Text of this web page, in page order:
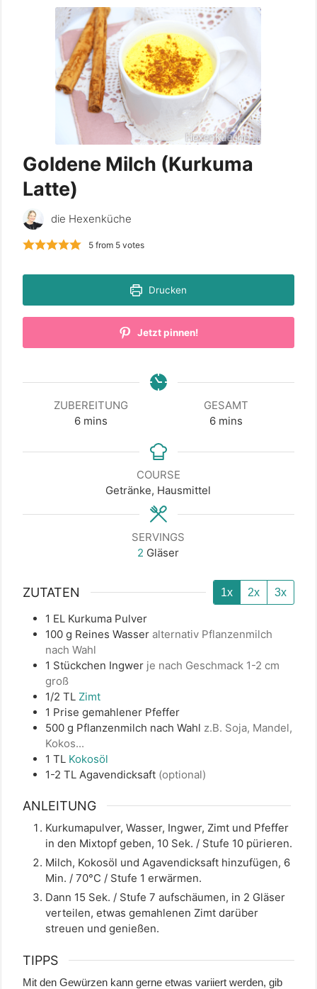
Goldene Milch (Kurkuma
Latte)
die Hexenküche
5from 5votes
Drucken
Jetzt pinnen!
ZUBEREITUNG
6minutes
mins
GESAMT
6minutes
mins
COURSE
Getränke, Hausmittel
SERVINGS
2 Gläser
ZUTATEN 1x 2x 3x
1 EL Kurkuma Pulver
100 g Reines Wasser alternativ Pflanzenmilch
nach Wahl
1 Stückchen Ingwer je nach Geschmack 1-2 cm
groß
1/2 TL Zimt
1 Prise gemahlener Pfeffer
500 g Pflanzenmilch nach Wahl z.B. Soja, Mandel,
Kokos...
1 TL Kokosöl
1-2 TL Agavendicksaft (optional)
ANLEITUNG
Kurkumapulver, Wasser, Ingwer, Zimt und Pfeffer
in den Mixtopf geben, 10 Sek. / Stufe 10 pürieren.
Milch, Kokosöl und Agavendicksaft hinzufügen, 6
Min. / 70°C / Stufe 1 erwärmen.
Dann 15 Sek. / Stufe 7 aufschäumen, in 2 Gläser
verteilen, etwas gemahlenen Zimt darüber
streuen und genießen.
TIPPS
Mit den Gewürzen kann gerne etwas variiert werden, gib